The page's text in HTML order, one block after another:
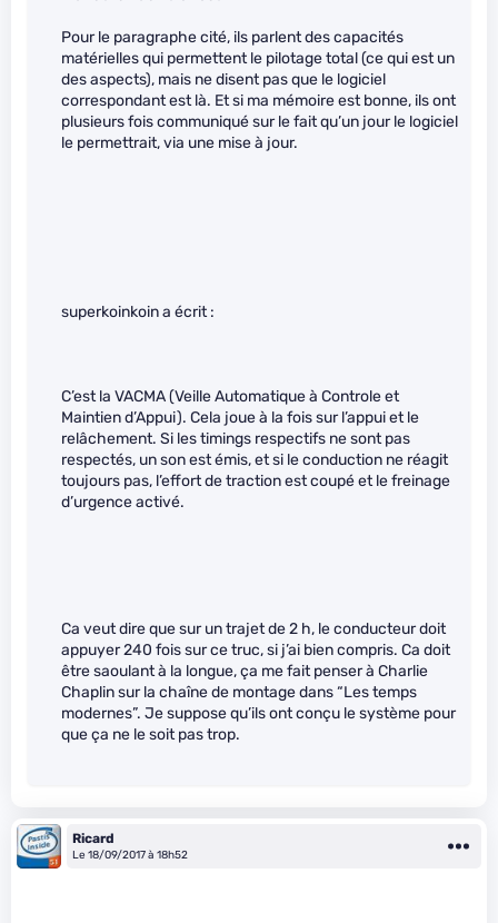
Pour le paragraphe cité, ils parlent des capacités
matérielles qui permettent le pilotage total (ce qui est un
des aspects), mais ne disent pas que le logiciel
correspondant est là. Et si ma mémoire est bonne, ils ont
plusieurs fois communiqué sur le fait qu’un jour le logiciel
le permettrait, via une mise à jour.
superkoinkoin a écrit :
C’est la VACMA (Veille Automatique à Controle et
Maintien d’Appui). Cela joue à la fois sur l’appui et le
relâchement. Si les timings respectifs ne sont pas
respectés, un son est émis, et si le conduction ne réagit
toujours pas, l’effort de traction est coupé et le freinage
d’urgence activé.
Ca veut dire que sur un trajet de 2 h, le conducteur doit
appuyer 240 fois sur ce truc, si j’ai bien compris. Ca doit
être saoulant à la longue, ça me fait penser à Charlie
Chaplin sur la chaîne de montage dans “Les temps
modernes”. Je suppose qu’ils ont conçu le système pour
que ça ne le soit pas trop.
Ricard
Le 18/09/2017 à 18h52